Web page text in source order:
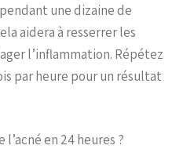
une dizaine de
aidera à resserrer les
l’inflammation. Répétez
par heure pour un résultat
en 24 heures ?